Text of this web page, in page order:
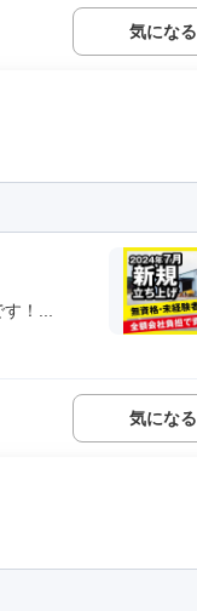
気になる
！...
気になる